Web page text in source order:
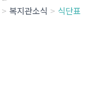
복지관소식 식단표